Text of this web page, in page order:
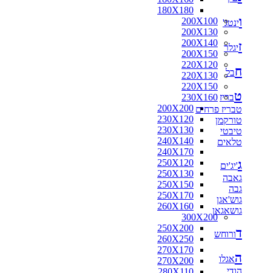
180X180
200X100
200X130
200X140
200X150
220X120
220X130
220X150
230X160
200X200
230X120
230X130
240X140
240X170
250X120
250X130
250X150
250X170
260X160
300X200
250X200
260X250
270X170
270X200
וינטג'
זיגלר
חבל
טבריז
טבריז פרחים
טורקמן
טיבטי
טלאים
ג'יג'ים
גאבה
גבה
גוש'אגן
גושאגאן
דורוחש
האגלו